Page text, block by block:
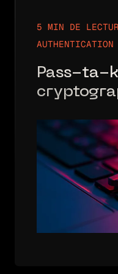
5 MIN DE
AUTHENTICATION
Pass-ta-